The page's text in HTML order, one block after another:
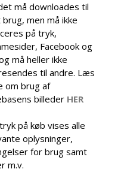
må downloades til
men må ikke
på tryk,
Facebook og
må heller ikke
til andre. Læs
om brug af
billeder HER
på køb vises alle
oplysninger,
for brug samt
m.v.